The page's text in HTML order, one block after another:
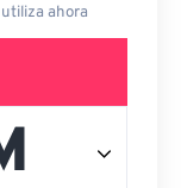
utiliza ahora